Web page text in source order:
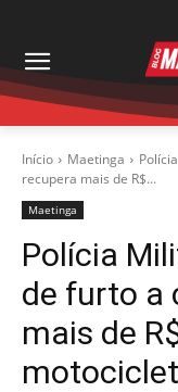
Início Maetinga
recupera mais de R$...
Maetinga
Polícia
de furto a
mais de